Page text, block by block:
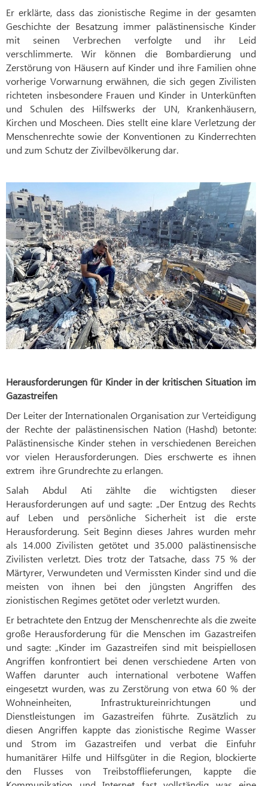
Er erklärte, dass das zionistische Regime in der gesamten
Geschichte der Besatzung immer palästinensische Kinder
mit seinen Verbrechen verfolgte und ihr Leid
verschlimmerte. Wir können die Bombardierung und
Zerstörung von Häusern auf Kinder und ihre Familien ohne
vorherige Vorwarnung erwähnen, die sich gegen Zivilisten
richteten insbesondere Frauen und Kinder in Unterkünften
und Schulen des Hilfswerks der UN, Krankenhäusern,
Kirchen und Moscheen. Dies stellt eine klare Verletzung der
Menschenrechte sowie der Konventionen zu Kinderrechten
und zum Schutz der Zivilbevölkerung dar.
Herausforderungen für Kinder in der kritischen Situation im
Gazastreifen
Der Leiter der Internationalen Organisation zur Verteidigung
der Rechte der palästinensischen Nation (Hashd) betonte:
Palästinensische Kinder stehen in verschiedenen Bereichen
vor vielen Herausforderungen. Dies erschwerte es ihnen
extrem ihre Grundrechte zu erlangen.
Salah Abdul Ati zählte die wichtigsten dieser
Herausforderungen auf und sagte: „Der Entzug des Rechts
auf Leben und persönliche Sicherheit ist die erste
Herausforderung. Seit Beginn dieses Jahres wurden mehr
als 14.000 Zivilisten getötet und 35.000 palästinensische
Zivilisten verletzt. Dies trotz der Tatsache, dass 75 % der
Märtyrer, Verwundeten und Vermissten Kinder sind und die
meisten von ihnen bei den jüngsten Angriffen des
zionistischen Regimes getötet oder verletzt wurden.
Er betrachtete den Entzug der Menschenrechte als die zweite
große Herausforderung für die Menschen im Gazastreifen
und sagte: „Kinder im Gazastreifen sind mit beispiellosen
Angriffen konfrontiert bei denen verschiedene Arten von
Waffen darunter auch international verbotene Waffen
eingesetzt wurden, was zu Zerstörung von etwa 60 % der
Wohneinheiten, Infrastruktureinrichtungen und
Dienstleistungen im Gazastreifen führte. Zusätzlich zu
diesen Angriffen kappte das zionistische Regime Wasser
und Strom im Gazastreifen und verbat die Einfuhr
humanitärer Hilfe und Hilfsgüter in die Region, blockierte
den Flusses von Treibstofflieferungen, kappte die